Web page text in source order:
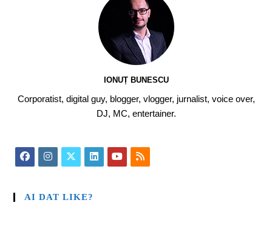
IONUȚ BUNESCU
Corporatist, digital guy, blogger, vlogger, jurnalist, voice over,
DJ, MC, entertainer.
AI DAT LIKE?